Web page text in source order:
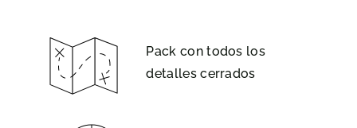
Pack con todos los
detalles cerrados